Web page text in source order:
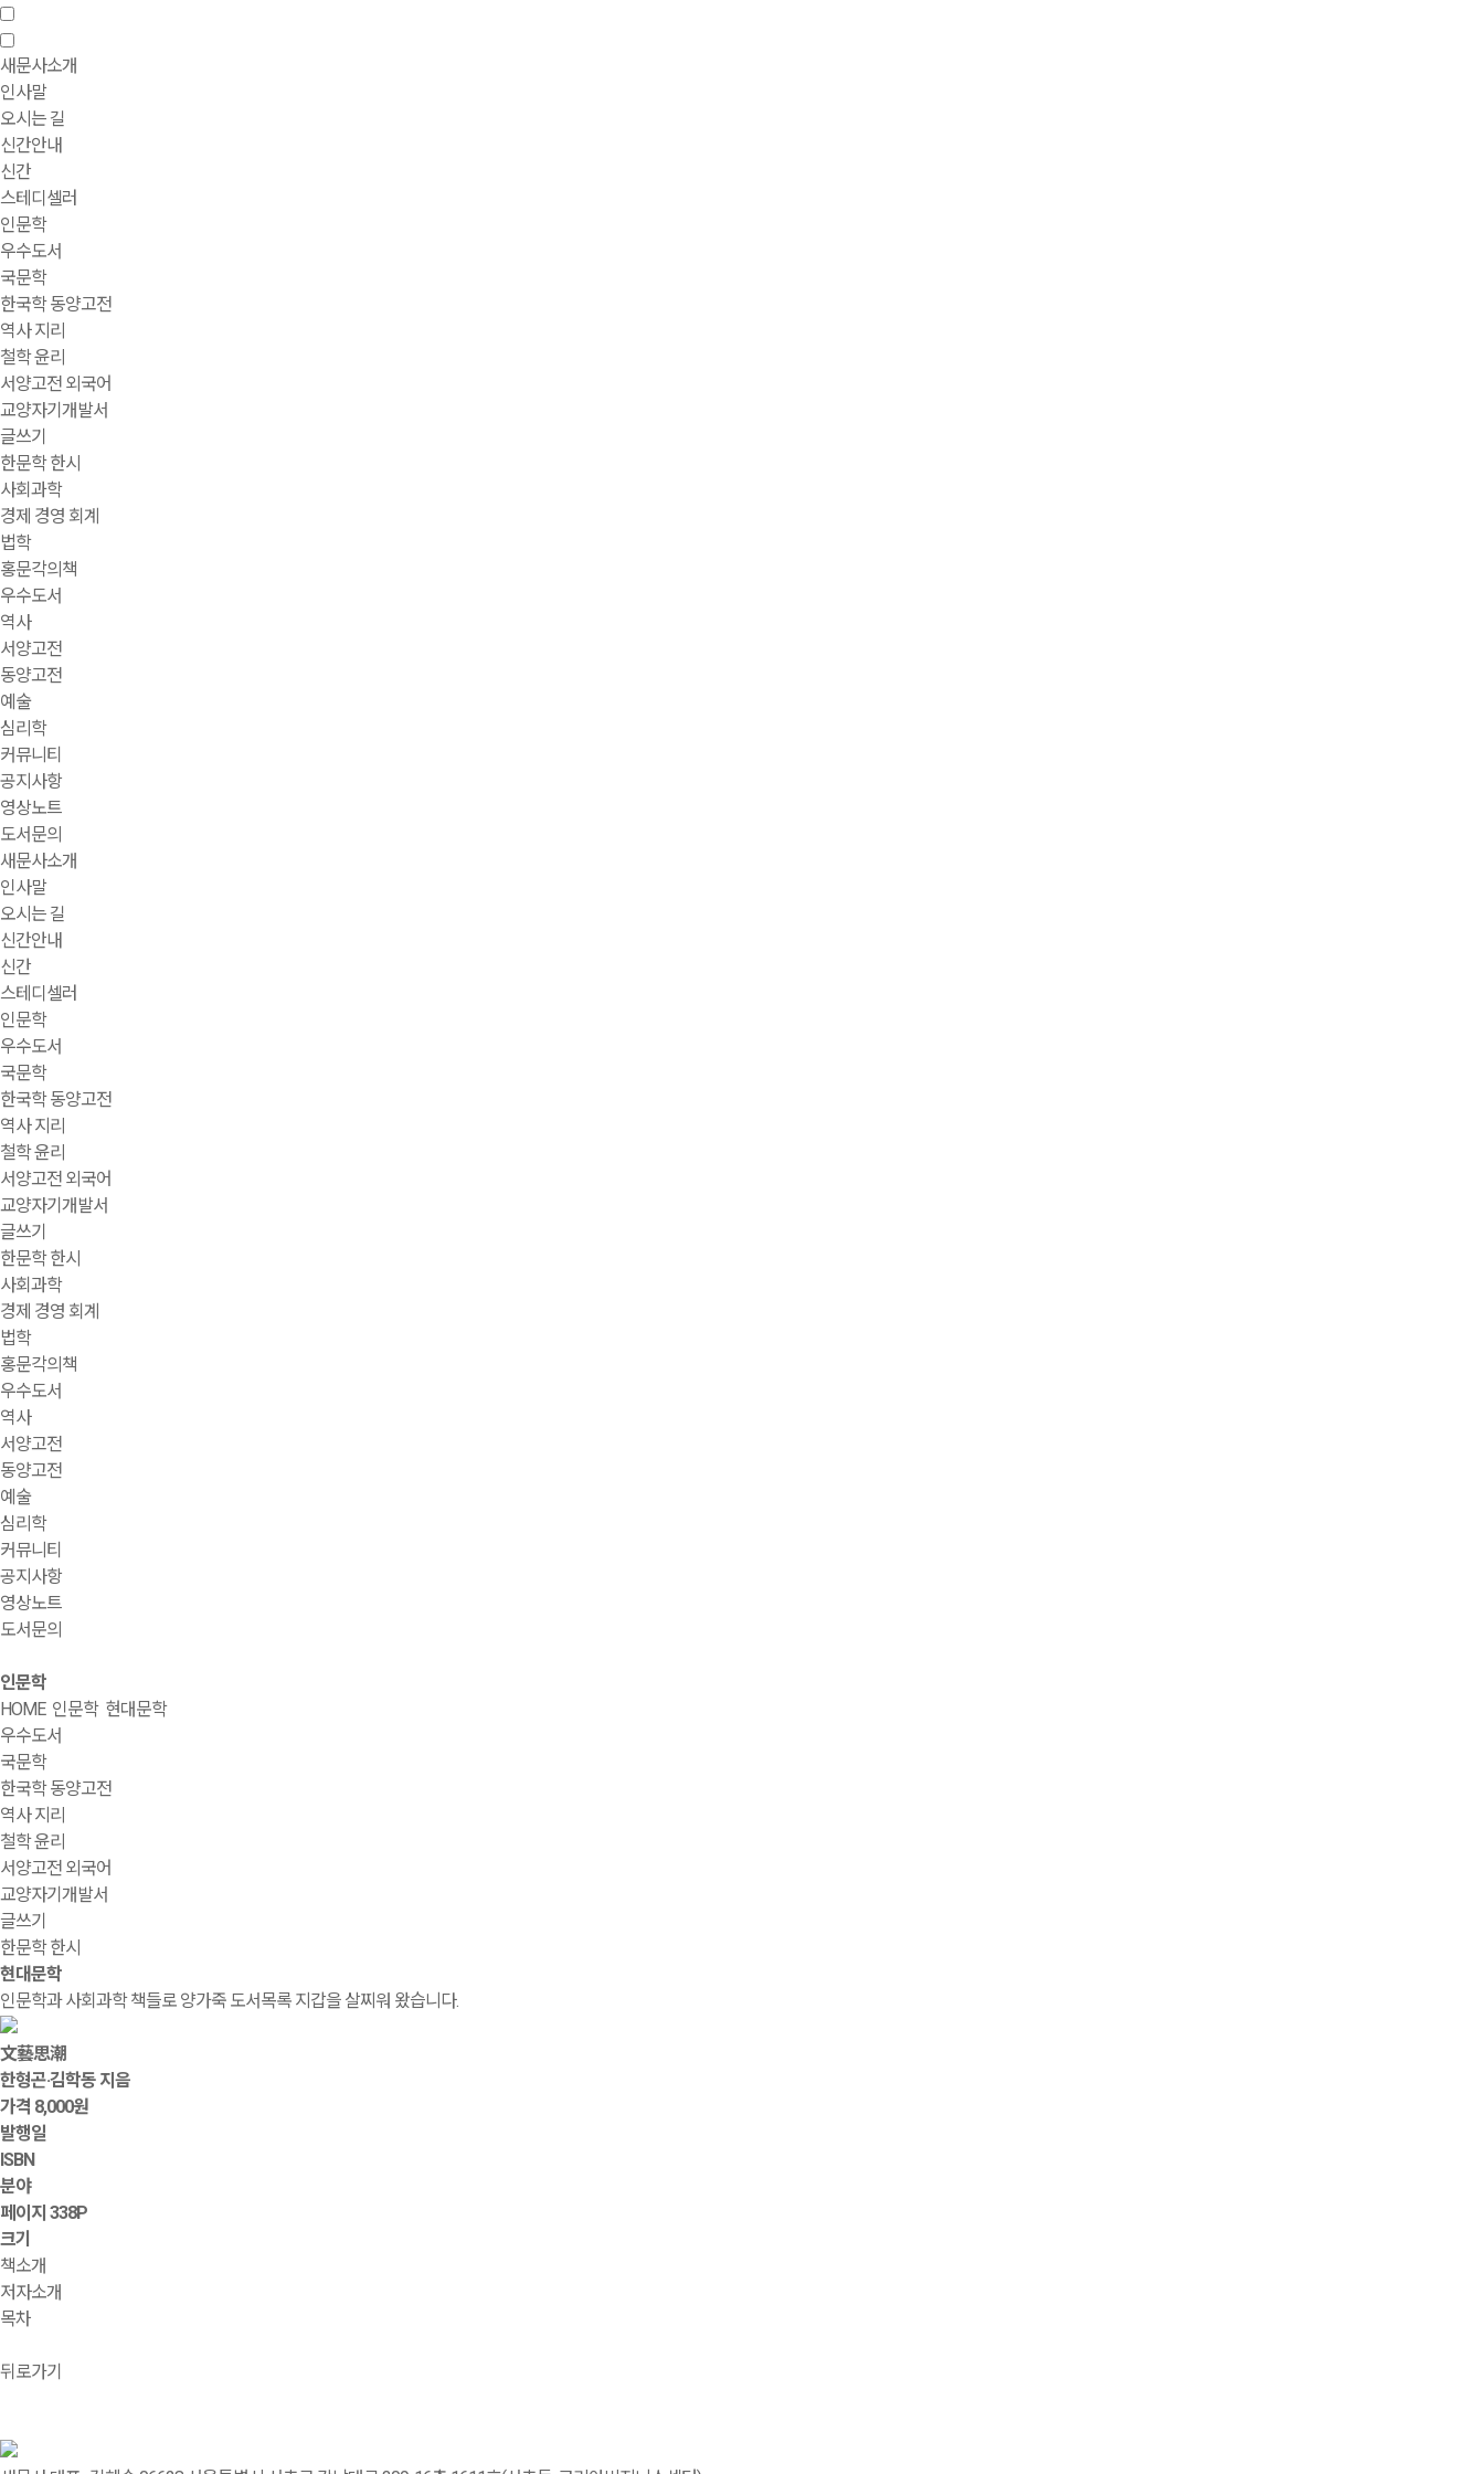
새문사소개
인사말
오시는 길
신간안내
신간
스테디셀러
인문학
우수도서
국문학
한국학 동양고전
역사 지리
철학 윤리
서양고전 외국어
교양자기개발서
글쓰기
한문학 한시
사회과학
경제 경영 회계
법학
홍문각의책
우수도서
역사
서양고전
동양고전
예술
심리학
커뮤니티
공지사항
영상노트
도서문의
새문사소개
인사말
오시는 길
신간안내
신간
스테디셀러
인문학
우수도서
국문학
한국학 동양고전
역사 지리
철학 윤리
서양고전 외국어
교양자기개발서
글쓰기
한문학 한시
사회과학
경제 경영 회계
법학
홍문각의책
우수도서
역사
서양고전
동양고전
예술
심리학
커뮤니티
공지사항
영상노트
도서문의
인문학
HOME 인문학 현대문학
우수도서
국문학
한국학 동양고전
역사 지리
철학 윤리
서양고전 외국어
교양자기개발서
글쓰기
한문학 한시
현대문학
인문학과 사회과학 책들로 양가죽 도서목록 지갑을 살찌워 왔습니다.
文藝思潮
한형곤·김학동 지음
가격 8,000원
발행일
ISBN
분야
페이지 338P
크기
책소개
저자소개
목차
뒤로가기